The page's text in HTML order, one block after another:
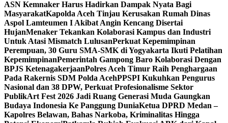
ASN Kemnaker Harus Hadirkan Dampak Nyata Bagi
MasyarakatKapolda Aceh Tinjau Kerusakan Rumah Dinas
Aspol Lamteumen I Akibat Angin Kencang Disertai
HujanMenaker Tekankan Kolaborasi Kampus dan Industri
Untuk Atasi Mismatch LulusanPerkuat Kepemimpinan
Perempuan, 30 Guru SMA-SMK di Yogyakarta Ikuti Pelatihan
KepemimpinanPemerintah Gampong Baro Kolaborasi Dengan
BPJS KetenagakerjaanPolres Aceh Timur Raih Penghargaan
Pada Rakernis SDM Polda AcehPPSPI Kukuhkan Pengurus
Nasional dan 38 DPW, Perkuat Profesionalisme Sektor
PublikArt Fest 2026 Jadi Ruang Generasi Muda Gaungkan
Budaya Indonesia Ke Panggung DuniaKetua DPRD Medan –
Kapolres Belawan, Bahas Narkoba, Kriminalitas Hingga